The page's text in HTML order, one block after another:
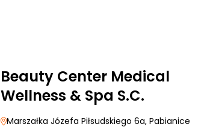
Beauty Center Medical
Wellness & Spa S.C.
Marszałka Józefa Piłsudskiego 6a, Pabianice